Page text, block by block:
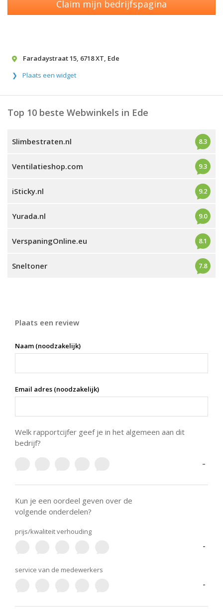
Claim mijn bedrijfspagina
Faradaystraat 15, 6718 XT, Ede
Plaats een widget
Top 10 beste Webwinkels in Ede
Slimbestraten.nl 8.3
Ventilatieshop.com 9.3
iSticky.nl 9.2
Yurada.nl 9.0
VerspaningOnline.eu 8.1
Sneltoner 7.8
Plaats een review
Naam (noodzakelijk)
Email adres (noodzakelijk)
Welk rapportcijfer geef je in het algemeen aan dit
bedrijf?
-
Kun je een oordeel geven over de
volgende onderdelen?
prijs/kwaliteit verhouding
-
service van de medewerkers
-